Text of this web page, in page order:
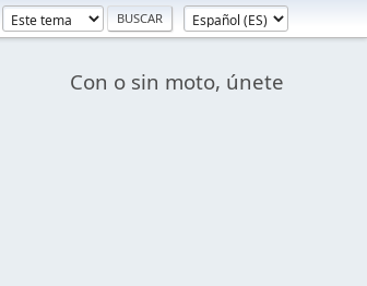
Con o sin moto, únete